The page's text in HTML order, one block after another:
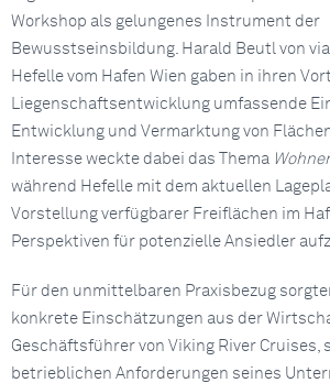
Workshop als gelungenes Instrument der
Bewusstseinsbildung. Harald Beutl von
Hefelle vom Hafen Wien gaben in ihren
Liegenschaftsentwicklung umfassende
Entwicklung und Vermarktung von
Interesse weckte dabei das Thema
während Hefelle mit dem aktuellen
Vorstellung verfügbarer Freiflächen im
Perspektiven für potenzielle Ansiedler
Für den unmittelbaren Praxisbezug
konkrete Einschätzungen aus der
Geschäftsführer von Viking River Cruises,
betrieblichen Anforderungen seines